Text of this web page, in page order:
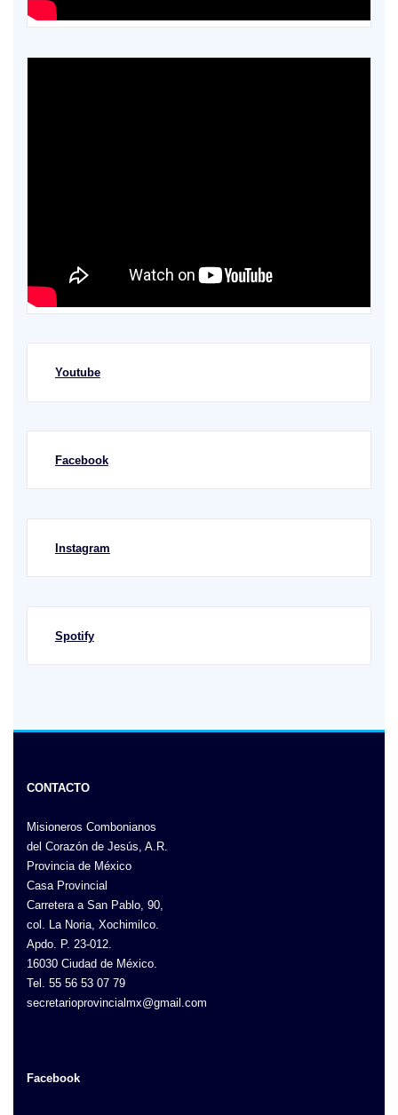
Youtube
Facebook
Instagram
Spotify
CONTACTO
Misioneros Combonianos
del Corazón de Jesús, A.R.
Provincia de México
Casa Provincial
Carretera a San Pablo, 90,
col. La Noria, Xochimilco.
Apdo. P. 23-012.
16030 Ciudad de México.
Tel. 55 56 53 07 79
secretarioprovincialmx@gmail.com
Facebook